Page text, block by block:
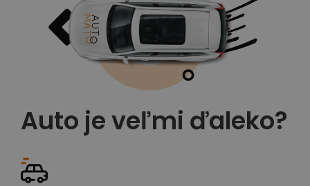
Auto je veľmi ďaleko?